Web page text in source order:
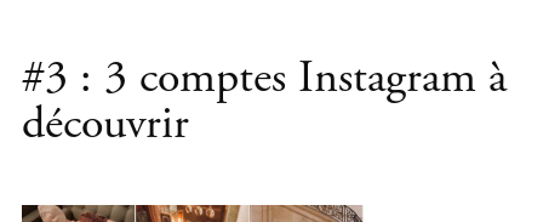
#3 : 3 comptes Instagram à
découvrir